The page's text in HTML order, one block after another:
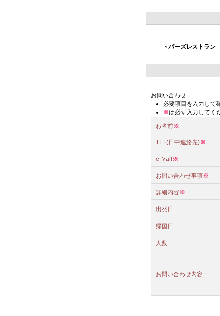
トパーズレストラン
お問い合わせ
必要項目を入力して
※は必ず入力してく
お名前※
TEL(日中連絡先)※
e-Mail ※
お問い合わせ事項※
詳細内容※
出発日
帰国日
人数
お問い合わせ内容